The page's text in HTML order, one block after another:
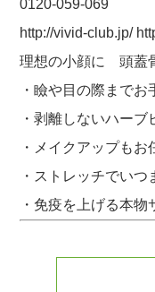
0120-059-069
http://vivid-club.jp/
理想の小顔に 頭蓋
・瞼や目の際まで
・剥離しないハーブ
・メイクアップもお
・ストレッチでい
・免疫を上げる本物